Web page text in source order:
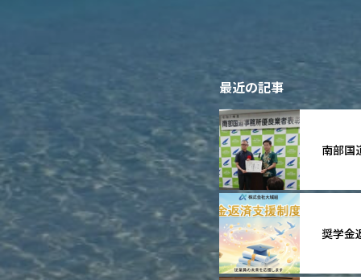
最近の記事
南部国
奨学金